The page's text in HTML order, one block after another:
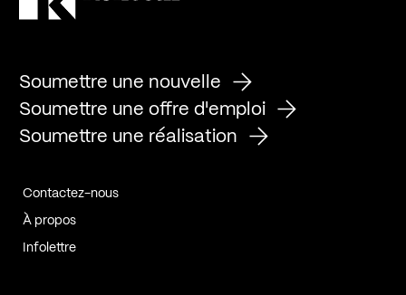
Soumettre une nouvelle
Soumettre une offre d'emploi
Soumettre une réalisation
Contactez-nous
À propos
Infolettre